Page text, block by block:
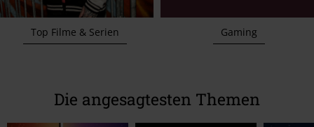
Top Filme & Serien Gaming
Die angesagtesten Themen